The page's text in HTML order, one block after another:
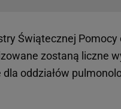
Świątecznej
zostaną liczne
oddziałów